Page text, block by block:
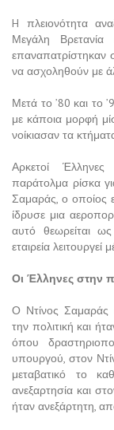
H πλειονότητα
Μεγάλη Βρετανία
να ασχοληθούν με
Μετά το ’80 και το
με κάποια μορφή
νοίκιασαν τα
Αρκετοί Έλληνες
παράτολμα ρίσκα
Σαμαράς, ο οποίος
ίδρυσε μια
αυτό θεωρείται
εταιρεία λειτουργεί
Οι Έλληνες στην
Ο Ντίνος Σαμαράς
την πολιτική και
όπου
υπουργού, στον
μεταβατικό το
ανεξαρτησία και
ήταν ανεξάρτητη,